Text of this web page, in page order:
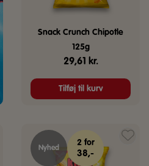
Snack Crunch Chipotle
125g
29,61 kr.
Tilføj til kurv
Nyhed
2 for
38,-